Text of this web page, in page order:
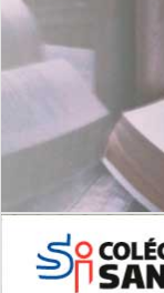
Leituras Literárias
6º AO
I